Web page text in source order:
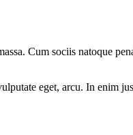
Cum sociis natoque
eget, arcu. In enim